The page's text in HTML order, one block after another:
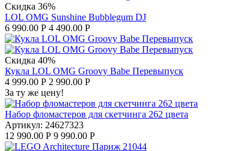
Скидка 36%
LOL OMG Sunshine Bubblegum DJ
6 990.00 Р 4 490.00 Р
Скидка 40%
Кукла LOL OMG Groovy Babe Перевыпуск
4 999.00 Р 2 990.00 Р
За ту же цену!
Набор фломастеров для скетчинга 262 цвета
Артикул: 24627323
12 990.00 Р 9 990.00 Р